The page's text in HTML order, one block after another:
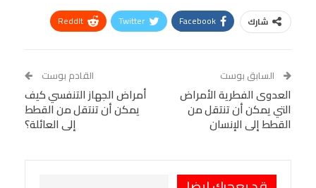
شارك Facebook
Twitter
ReddIt
Tumblr
البريد الإلكتروني
StumbleUpon
VK
Digg
LINE
BlackBerry
Viber
السابق بوست
العدوى الفطرية الأمراض
التي يمكن أن تنتقل من
القطط إلى الإنسان
القادم بوست
أمراض الجهاز التنفسي كيف
يمكن أن تنتقل من القطط
إلى العائلة؟